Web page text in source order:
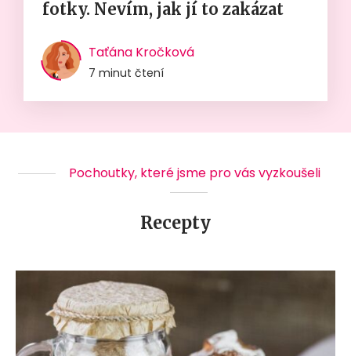
fotky. Nevím, jak jí to zakázat
Taťána Kročková
7 minut čtení
Pochoutky, které jsme pro vás vyzkoušeli
Recepty